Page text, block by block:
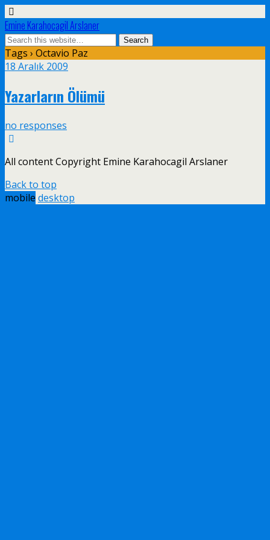
Emine Karahocagil Arslaner
Tags › Octavio Paz
18 Aralık 2009
Yazarların Ölümü
no responses
All content Copyright Emine Karahocagil Arslaner
Back to top
mobile desktop